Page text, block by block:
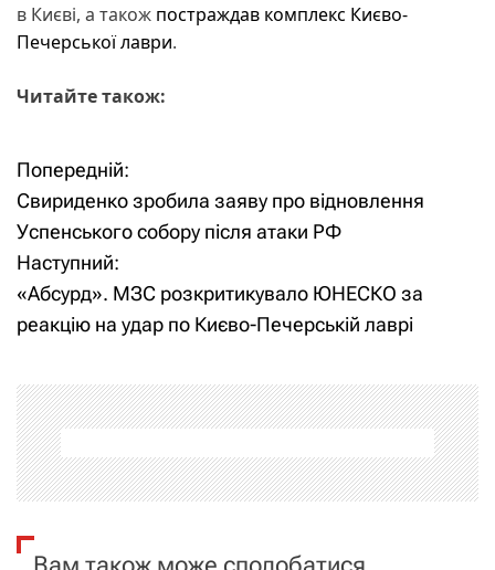
в Києві, а також постраждав комплекс Києво-
Печерської лаври.
Читайте також:
Н
а
в
і
а
ц
і
я
Попередній:
Свириденко зробила заяву про відновлення
Успенського собору після атаки РФ
Наступний:
«Абсурд». МЗС розкритикувало ЮНЕСКО за
реакцію на удар по Києво-Печерській лаврі